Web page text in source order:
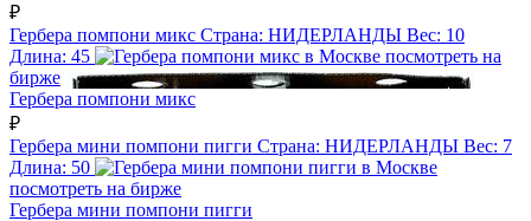
₽
Гербера помпони микс Страна: НИДЕРЛАНДЫ Вес: 10
Длина: 45
посмотреть на
бирже
Гербера помпони микс
₽
Гербера мини помпони пигги Страна: НИДЕРЛАНДЫ Вес: 7
Длина: 50
посмотреть на бирже
Гербера мини помпони пигги